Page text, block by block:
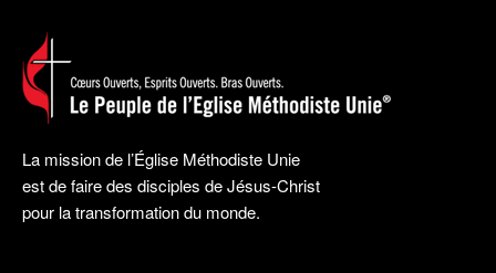
La mission de l’Église Méthodiste Unie
est de faire des disciples de Jésus-Christ
pour la transformation du monde.